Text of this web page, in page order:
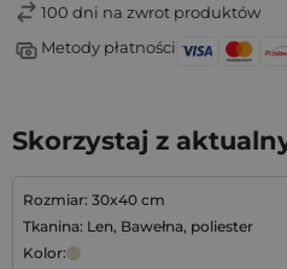
100 dni na zwrot produktów
Metody płatności
Skorzystaj z
Rozmiar: 30x40 cm
Tkanina: Len, Bawełna, poliester
Kolor: